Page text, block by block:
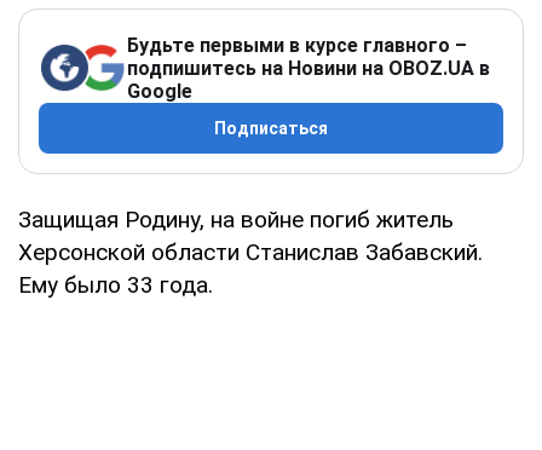
Будьте первыми в курсе главного –
подпишитесь на Новини на OBOZ.UA в
Google
Подписаться
Защищая Родину, на войне погиб житель
Херсонской области Станислав Забавский.
Ему было 33 года.